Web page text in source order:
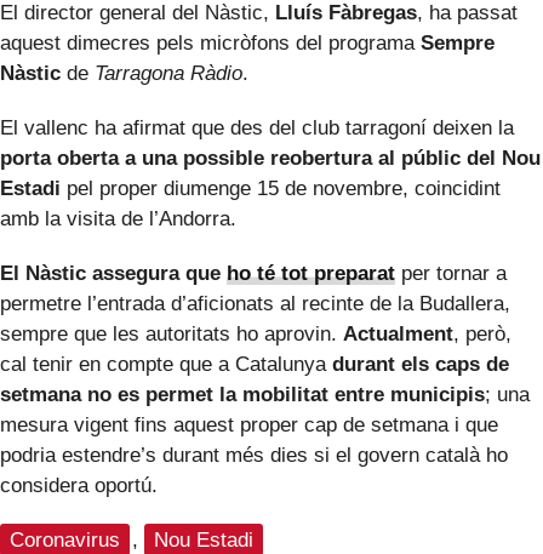
El director general del Nàstic, Lluís Fàbregas, ha passat
aquest dimecres pels micròfons del programa Sempre
Nàstic de Tarragona Ràdio.
El vallenc ha afirmat que des del club tarragoní deixen la
porta oberta a una possible reobertura al públic del Nou
Estadi pel proper diumenge 15 de novembre, coincidint
amb la visita de l’Andorra.
El Nàstic assegura que ho té tot preparat per tornar a
permetre l’entrada d’aficionats al recinte de la Budallera,
sempre que les autoritats ho aprovin. Actualment, però,
cal tenir en compte que a Catalunya durant els caps de
setmana no es permet la mobilitat entre municipis; una
mesura vigent fins aquest proper cap de setmana i que
podria estendre’s durant més dies si el govern català ho
considera oportú.
Coronavirus , Nou Estadi